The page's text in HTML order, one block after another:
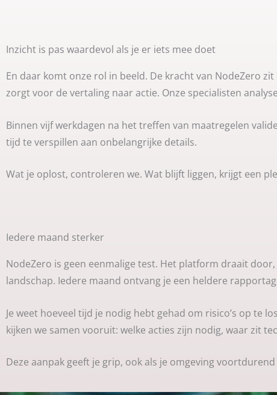
Inzicht is pas waardevol als je er iets mee doet
En daar komt onze rol in beeld. De kracht van NodeZero
zorgt voor de vertaling naar actie. Onze specialisten
Binnen vijf werkdagen na het treffen van maatregelen
tijd te verspillen aan onbelangrijke details.
Wat je oplost, controleren we. Wat blijft liggen, krijgt een
Iedere maand sterker
NodeZero is geen eenmalige test. Het platform draait
landschap. Iedere maand ontvang je een heldere
Je weet hoeveel tijd je nodig hebt gehad om risico’s op te
kijken we samen vooruit: welke acties zijn nodig, waar zit
Deze aanpak geeft je grip, ook als je omgeving